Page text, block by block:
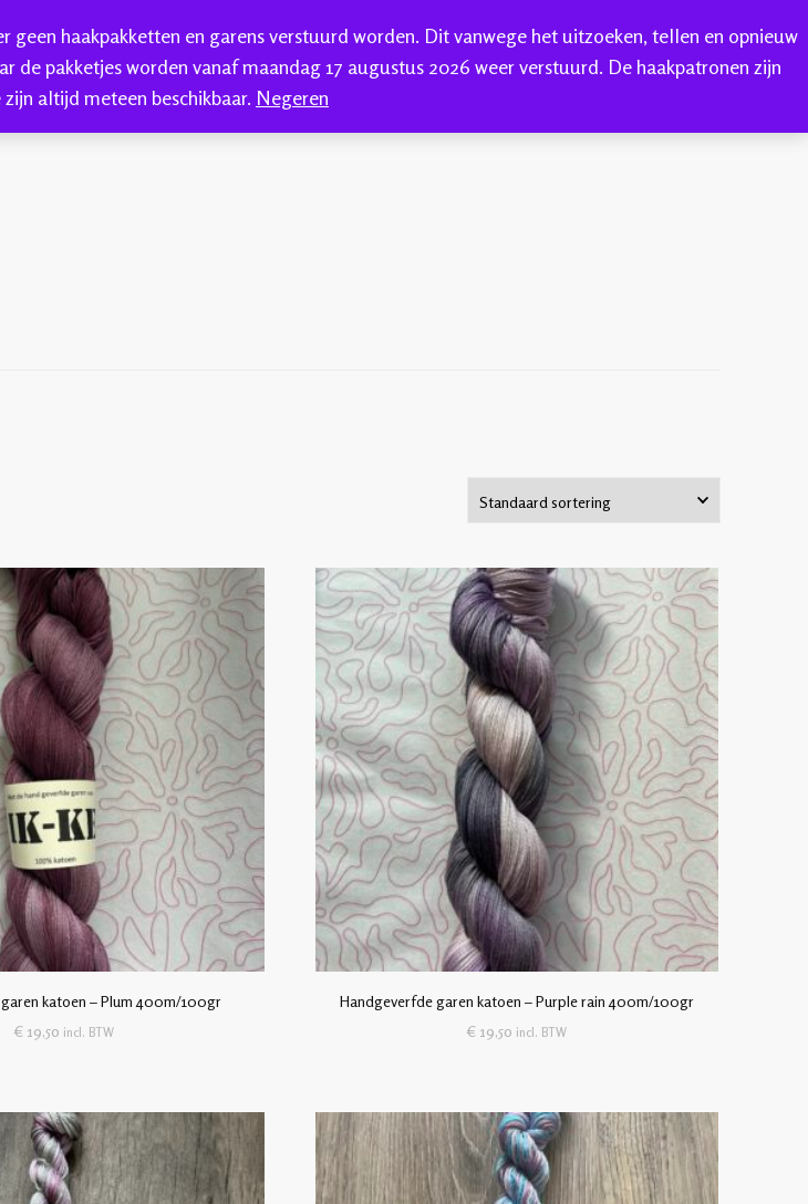
haakpakketten en garens verstuurd worden. Dit vanwege het uitzoeken, tellen en opnieuw
pakketjes worden vanaf maandag 17 augustus 2026 weer verstuurd. De haakpatronen zijn
altijd meteen beschikbaar. Negeren
BLOG
0
katoen – Plum 400m/100gr
€ 19,50 incl. BTW
Handgeverfde garen katoen – Purple rain 400m/100gr
€ 19,50 incl. BTW